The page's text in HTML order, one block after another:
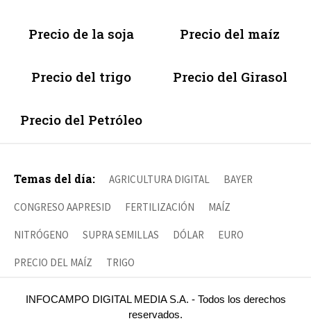
Precio de la soja Precio del maíz
Precio del trigo Precio del Girasol
Precio del Petróleo
Temas del día: AGRICULTURA DIGITAL BAYER
CONGRESO AAPRESID FERTILIZACIÓN MAÍZ
NITRÓGENO SUPRA SEMILLAS DÓLAR EURO
PRECIO DEL MAÍZ TRIGO
INFOCAMPO DIGITAL MEDIA S.A. - Todos los derechos
reservados.